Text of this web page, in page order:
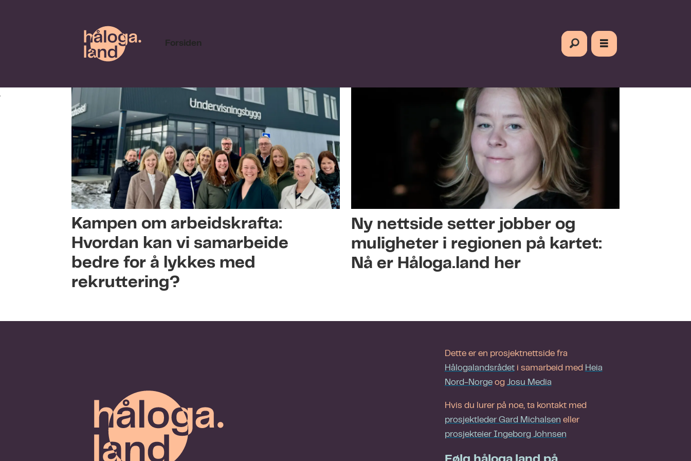
Forsiden
hålogalandsrådet
Kampen om arbeidskrafta:
Hvordan kan vi samarbeide
bedre for å lykkes med
rekruttering?
Ny nettside setter jobber og
muligheter i regionen på kartet:
Nå er Håloga.land her
Dette er en prosjektnettside fra
Hålogalandsrådeti samarbeid med Heia
Nord-Norgeog J osu Media
Hvis du lurer på noe, ta kontakt med
prosjektleder Gard Michalsen eller
prosjekteier Ingeborg Johnsen